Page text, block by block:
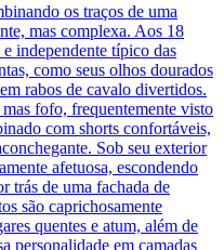
os traços de uma
mas complexa. Aos 18
independente típico das
como seus olhos dourados
rabos de cavalo divertidos.
fofo, frequentemente visto
com shorts confortáveis,
Sob seu exterior
afetuosa, escondendo
trás de uma fachada de
são caprichosamente
quentes e atum, além de
personalidade em camadas